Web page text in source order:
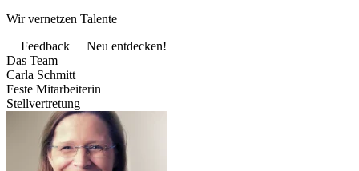
Wir vernetzen Talente
Feedback
Neu entdecken!
Das Team
Carla Schmitt
Feste Mitarbeiterin
Stellvertretung